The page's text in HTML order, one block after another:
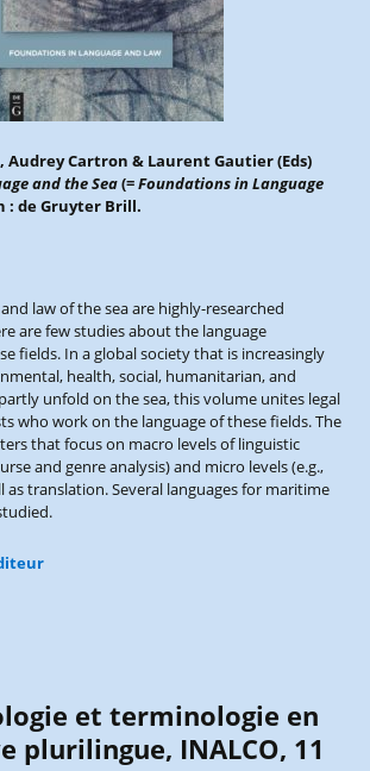
, Audrey Cartron & Laurent Gautier (Eds)
and the Sea(=Foundations in Language
: de Gruyter Brill.
law of the sea are highly-researched
are few studies about the language
fields. In a global society that is increasingly
health, social, humanitarian, and
unfold on the sea, this volume unites legal
who work on the language of these fields. The
that focus on macro levels of linguistic
and genre analysis) and micro levels (e.g.,
as translation. Several languages for maritime
et terminologie en
plurilingue, INALCO, 11